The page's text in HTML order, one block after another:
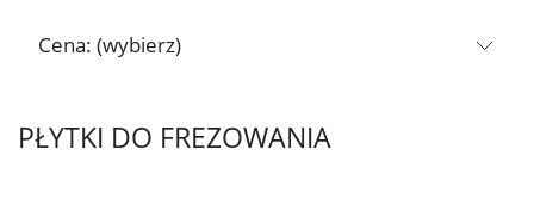
Cena: (wybierz)
PŁYTKI DO FREZOWANIA